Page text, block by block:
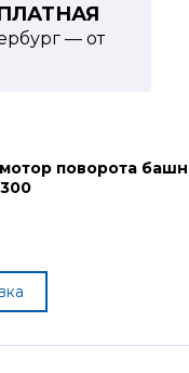
— от
поворота